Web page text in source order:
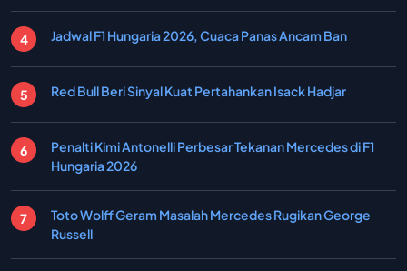
Jadwal F1 Hungaria 2026, Cuaca Panas Ancam Ban
Red Bull Beri Sinyal Kuat Pertahankan Isack Hadjar
Penalti Kimi Antonelli Perbesar Tekanan Mercedes di F1
Hungaria 2026
Toto Wolff Geram Masalah Mercedes Rugikan George
Russell